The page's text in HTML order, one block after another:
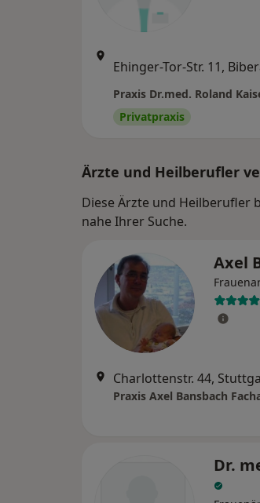
Privatpraxis
Ärzte und Heilberufler
Diese Ärzte und Heilberufler
nahe Ihrer Suche.
Axel
Charlottenstr. 44,
Dr.